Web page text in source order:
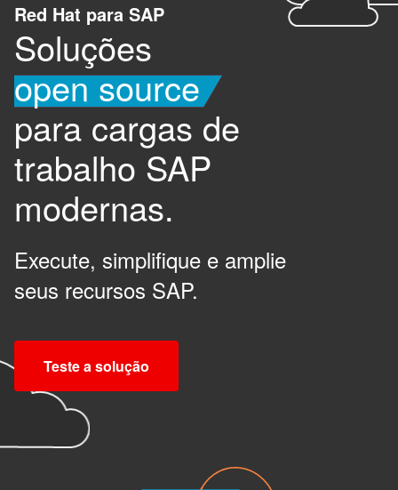
Red Hat para SAP
Soluções
open source
para cargas de
trabalho SAP
modernas.
Execute, simplifique e amplie
seus recursos SAP.
Teste a solução